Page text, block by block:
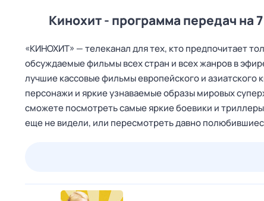
Кинохит - программа передач на
«КИНОХИТ» — телеканал для тех, кто предпочитает
обсуждаемые фильмы всех стран и всех жанров в
лучшие кассовые фильмы европейского и
персонажи и яркие узнаваемые образы мировых
сможете посмотреть самые яркие боевики и
еще не видели, или пересмотреть давно